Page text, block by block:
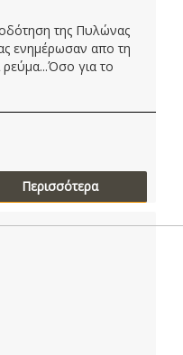
της Πυλώνας
ενημέρωσαν απο τη
ρεύμα...Όσο για το
Περισσότερα